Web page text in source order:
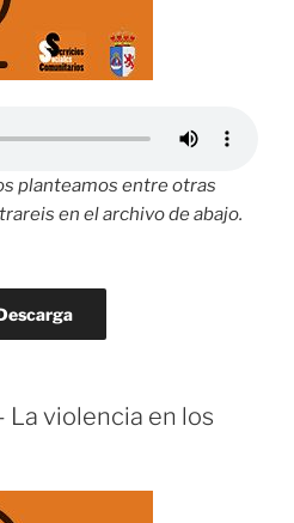
planteamos entre otras
en el archivo de abajo.
La violencia en los